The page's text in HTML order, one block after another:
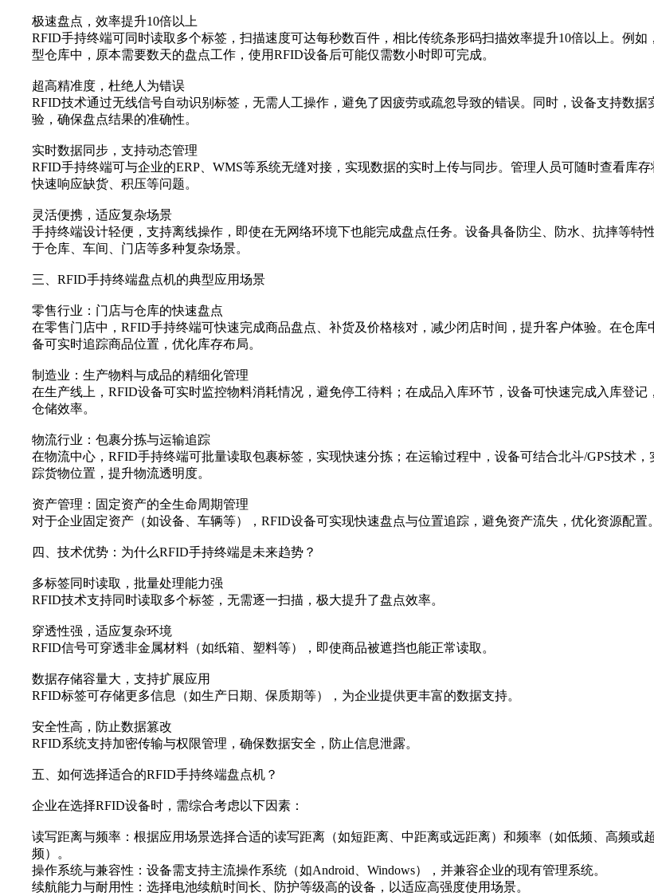
极速盘点，效率提升10倍以上
RFID手持终端可同时读取多个标签，扫描速度可达每秒数百件，相比传统条形码扫描效率提升10倍以上。例如
型仓库中，原本需要数天的盘点工作，使用RFID设备后可能仅需数小时即可完成。
超高精准度，杜绝人为错误
RFID技术通过无线信号自动识别标签，无需人工操作，避免了因疲劳或疏忽导致的错误。同时，设备支持数据
验，确保盘点结果的准确性。
实时数据同步，支持动态管理
RFID手持终端可与企业的ERP、WMS等系统无缝对接，实现数据的实时上传与同步。管理人员可随时查看库存
快速响应缺货、积压等问题。
灵活便携，适应复杂场景
手持终端设计轻便，支持离线操作，即使在无网络环境下也能完成盘点任务。设备具备防尘、防水、抗摔等特
于仓库、车间、门店等多种复杂场景。
三、RFID手持终端盘点机的典型应用场景
零售行业：门店与仓库的快速盘点
在零售门店中，RFID手持终端可快速完成商品盘点、补货及价格核对，减少闭店时间，提升客户体验。在仓库
备可实时追踪商品位置，优化库存布局。
制造业：生产物料与成品的精细化管理
在生产线上，RFID设备可实时监控物料消耗情况，避免停工待料；在成品入库环节，设备可快速完成入库登记
仓储效率。
物流行业：包裹分拣与运输追踪
在物流中心，RFID手持终端可批量读取包裹标签，实现快速分拣；在运输过程中，设备可结合北斗/GPS技术，
踪货物位置，提升物流透明度。
资产管理：固定资产的全生命周期管理
对于企业固定资产（如设备、车辆等），RFID设备可实现快速盘点与位置追踪，避免资产流失，优化资源配置。
四、技术优势：为什么RFID手持终端是未来趋势？
多标签同时读取，批量处理能力强
RFID技术支持同时读取多个标签，无需逐一扫描，极大提升了盘点效率。
穿透性强，适应复杂环境
RFID信号可穿透非金属材料（如纸箱、塑料等），即使商品被遮挡也能正常读取。
数据存储容量大，支持扩展应用
RFID标签可存储更多信息（如生产日期、保质期等），为企业提供更丰富的数据支持。
安全性高，防止数据篡改
RFID系统支持加密传输与权限管理，确保数据安全，防止信息泄露。
五、如何选择适合的RFID手持终端盘点机？
企业在选择RFID设备时，需综合考虑以下因素：
读写距离与频率：根据应用场景选择合适的读写距离（如短距离、中距离或远距离）和频率（如低频、高频或
频）。
操作系统与兼容性：设备需支持主流操作系统（如Android、Windows），并兼容企业的现有管理系统。
续航能力与耐用性：选择电池续航时间长、防护等级高的设备，以适应高强度使用场景。